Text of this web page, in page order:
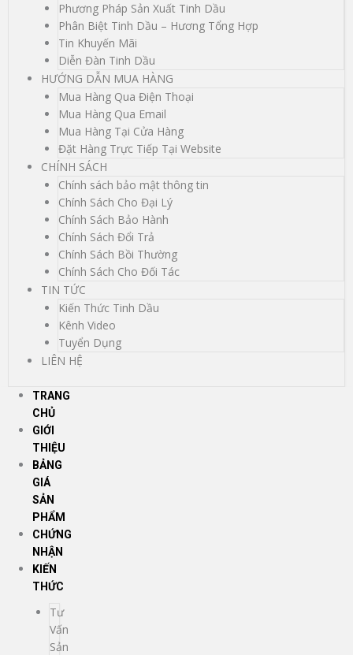
Phương Pháp Sản Xuất Tinh Dầu
Phân Biệt Tinh Dầu – Hương Tổng Hợp
Tin Khuyến Mãi
Diễn Đàn Tinh Dầu
HƯỚNG DẪN MUA HÀNG
Mua Hàng Qua Điện Thoại
Mua Hàng Qua Email
Mua Hàng Tại Cửa Hàng
Đặt Hàng Trực Tiếp Tại Website
CHÍNH SÁCH
Chính sách bảo mật thông tin
Chính Sách Cho Đại Lý
Chính Sách Bảo Hành
Chính Sách Đổi Trả
Chính Sách Bồi Thường
Chính Sách Cho Đối Tác
TIN TỨC
Kiến Thức Tinh Dầu
Kênh Video
Tuyển Dụng
LIÊN HỆ
TRANG
CHỦ
GIỚI
THIỆU
BẢNG
GIÁ
SẢN
PHẨM
CHỨNG
NHẬN
KIẾN
THỨC
Tư
Vấn
Sản